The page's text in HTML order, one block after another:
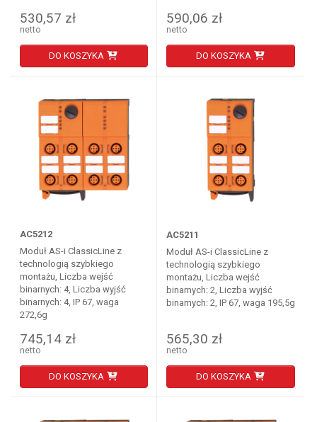
530,57 zł
netto
DO KOSZYKA
590,06 zł
netto
DO KOSZYKA
AC5212
Moduł AS-i ClassicLine z
technologią szybkiego
montażu, Liczba wejść
binarnych: 4, Liczba wyjść
binarnych: 4, IP 67, waga
272,6g
745,14 zł
netto
DO KOSZYKA
AC5211
Moduł AS-i ClassicLine z
technologią szybkiego
montażu, Liczba wejść
binarnych: 2, Liczba wyjść
binarnych: 2, IP 67, waga 195,5g
565,30 zł
netto
DO KOSZYKA